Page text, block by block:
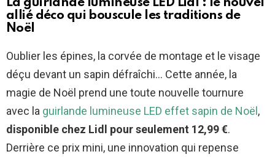
La guirlande lumineuse LED Lidl : le nouvel
allié déco qui bouscule les traditions de
Noël
Oublier les épines, la corvée de montage et le visage
déçu devant un sapin défraîchi… Cette année, la
magie de Noël prend une toute nouvelle tournure
avec la guirlande lumineuse LED effet sapin de Noël ,
disponible chez Lidl pour seulement 12,99 €.
Derrière ce prix mini, une innovation qui repense